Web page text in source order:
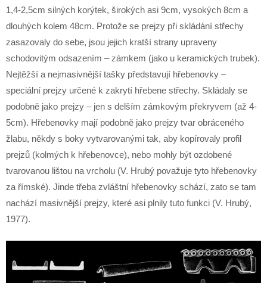
1,4-2,5cm silných korýtek, širokých asi 9cm, vysokých 8cm a
dlouhých kolem 48cm. Protože se prejzy při skládání střechy
zasazovaly do sebe, jsou jejich kratší strany upraveny
schodovitým odsazením – zámkem (jako u keramických trubek).
Nejtěžší a nejmasivnější tašky představují hřebenovky –
speciální prejzy určené k zakrytí hřebene střechy. Skládaly se
podobně jako prejzy – jen s delším zámkovým překryvem (až 4-
5cm). Hřebenovky mají podobně jako prejzy tvar obráceného
žlabu, někdy s boky vytvarovanými tak, aby kopírovaly profil
prejzů (kolmých k hřebenovce), nebo mohly být ozdobené
tvarovanou lištou na vrcholu (V. Hrubý považuje tyto hřebenovky
za římské). Jinde třeba zvláštní hřebenovky schází, zato se tam
nachází masivnější prejzy, které asi plnily tuto funkci (V. Hrubý,
1977).